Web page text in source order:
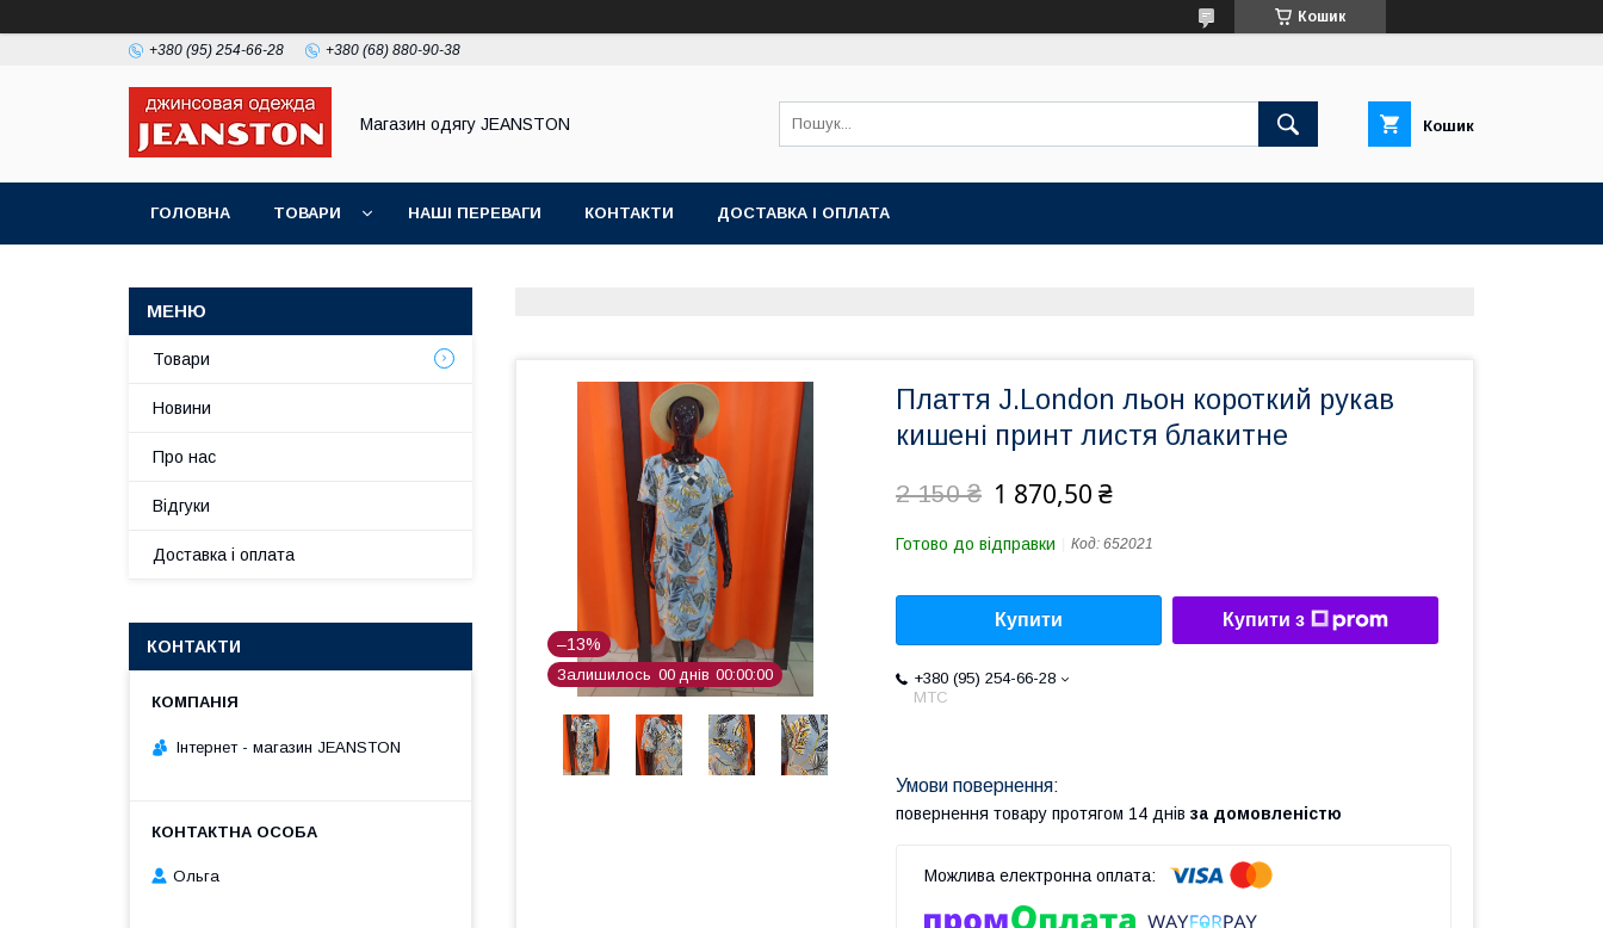
Кошик
+380 (95) 254-66-28 +380 (68) 880-90-38
Магазин одягу JEANSTON Кошик
ГОЛОВНА ТОВАРИ НАШІ ПЕРЕВАГИ КОНТАКТИ ДОСТАВКА І ОПЛАТА
–13%
Залишилось 00 днів 00 00 00
Плаття J.London льон короткий рукав
кишені принт листя блакитне
2 150 ₴ 1 870,50 ₴
Готово до відправки Код: 652021
Купити Купити з
+380 (95) 254-66-28
МТС
повернення товару протягом 14 днів за домовленістю
Товари
Новини
Про нас
Відгуки
Доставка і оплата
КОНТАКТИ
Інтернет - магазин JEANSTON
Ольга